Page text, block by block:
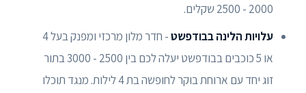
2000 - 2500 שקלים.
עלויות הלינה בבודפשט
- חדר מלון מרכזי ומפנק בעל 4
או 5 כוכבים בבודפשט יעלה לכם בין 2500 - 3000 בתור
זוג יחד עם ארוחת בוקר לחופשה בת 4 לילות. מנגד תוכלו